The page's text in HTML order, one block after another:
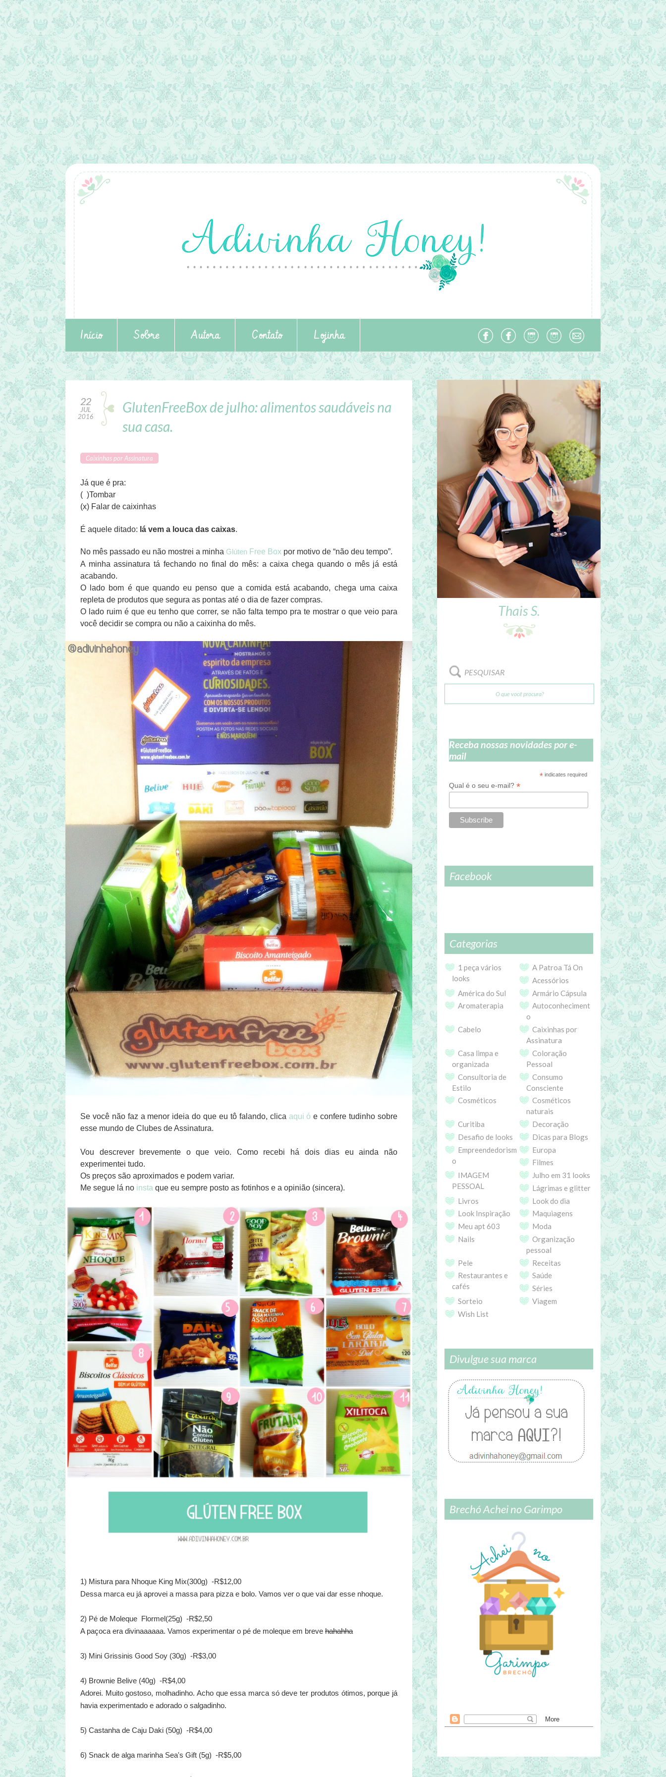
Início Sobre Autora Contato Lojinha
22
JUL
2016
GlutenFreeBox de julho: alimentos saudáveis na
sua casa.
Caixinhas por Assinatura
Já que é pra:
( )Tombar
(x) Falar de caixinhas
É aquele ditado: lá vem a louca das caixas.
No mês passado eu não mostrei a minha Glúten Free Box por motivo de “não deu tempo”.
A minha assinatura tá fechando no final do mês: a caixa chega quando o mês já está
acabando.
O lado bom é que quando eu penso que a comida está acabando, chega uma caixa
repleta de produtos que segura as pontas até o dia de fazer compras.
O lado ruim é que eu tenho que correr, se não falta tempo pra te mostrar o que veio para
você decidir se compra ou não a caixinha do mês.
Se você não faz a menor ideia do que eu tô falando, clica aqui ó e confere tudinho sobre
esse mundo de Clubes de Assinatura.
Vou descrever brevemente o que veio. Como recebi há dois dias eu ainda não
experimentei tudo.
Os preços são aproximados e podem variar.
Me segue lá no insta que eu sempre posto as fotinhos e a opinião (sincera).
1) Mistura para Nhoque King Mix(300g) -R$12,00
Dessa marca eu já aprovei a massa para pizza e bolo. Vamos ver o que vai dar esse nhoque.
2) Pé de Moleque Flormel(25g) -R$2,50
A paçoca era divinaaaaaa. Vamos experimentar o pé de moleque em breve hahahha
3) Mini Grissinis Good Soy (30g) -R$3,00
4) Brownie Belive (40g) -R$4,00
Adorei. Muito gostoso, molhadinho. Acho que essa marca só deve ter produtos ótimos, porque já
havia experimentado e adorado o salgadinho.
5) Castanha de Caju Daki (50g) -R$4,00
6) Snack de alga marinha Sea's Gift (5g) -R$5,00
Thais S.
PESQUISAR
Receba nossas novidades por e-
mail
* indicates required
Qual é o seu e-mail? *
Facebook
Categorias
1 peça vários
looks
A Patroa Tá On
Acessórios
América do Sul
Armário Cápsula
Aromaterapia
Autoconheciment
o
Cabelo
Caixinhas por
Assinatura
Casa limpa e
organizada
Coloração
Pessoal
Consultoria de
Estilo
Consumo
Consciente
Cosméticos
Cosméticos
naturais
Curitiba
Decoração
Desafio de looks
Dicas para Blogs
Empreendedorism
o
Europa
Filmes
IMAGEM
PESSOAL
Julho em 31 looks
Lágrimas e glitter
Livros
Look do dia
Look Inspiração
Maquiagens
Meu apt 603
Moda
Nails
Organização
pessoal
Pele
Receitas
Restaurantes e
cafés
Saúde
Séries
Sorteio
Viagem
Wish List
Divulgue sua marca
Brechó Achei no Garimpo